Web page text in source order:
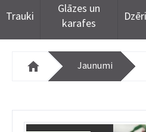
Trauki
Glāzes un
karafes
Jaunumi